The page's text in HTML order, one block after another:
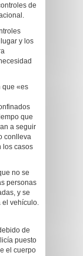
de
y los
que «es
que
a seguir
conlleva
los casos
no se
personas
y se
el vehículo.
de
puesto
el cuerpo